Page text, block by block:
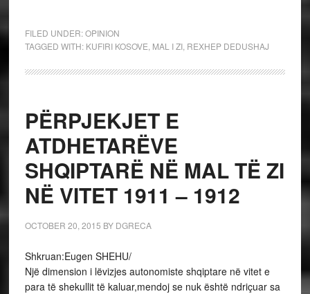
FILED UNDER:OPINION
TAGGED WITH: KUFIRI KOSOVE MAL I ZI, REXHEP DEDUSHAJ
PËRPJEKJET E
ATDHETARËVE
SHQIPTARË NË MAL TË ZI
NË VITET 1911 – 1912
OCTOBER 20, 2015 BY DGRECA
Shkruan:Eugen SHEHU/
Një dimension i lëvizjes autonomiste shqiptare në vitet e
para të shekullit të kaluar,mendoj se nuk është ndriçuar sa